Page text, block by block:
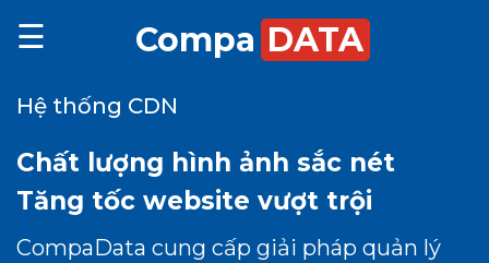
Biểu
phí
Demo
Blog
☰ Compa DATA
Hệ thống CDN
Chất lượng hình ảnh sắc nét
Tăng tốc website vượt trội
CompaData cung cấp giải pháp quản lý